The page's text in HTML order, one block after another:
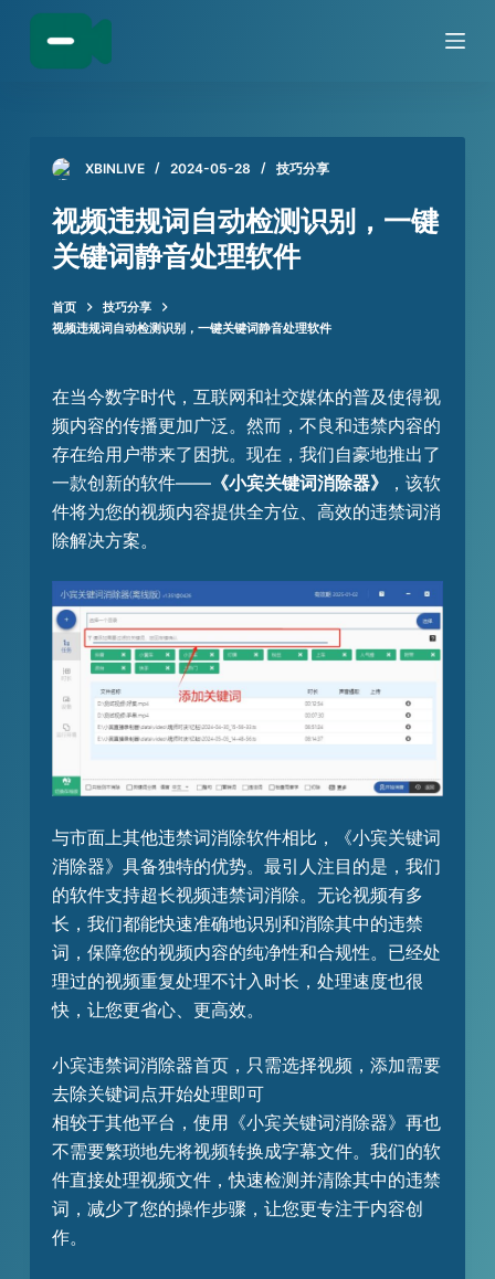
跳
XBINLIVE 2024-05-28 技巧分享
视频违规词自动检测识别，一键
关键词静音处理软件
首页
技巧分享
视频违规词自动检测识别，一键关键词静音处理软件
在当今数字时代，互联网和社交媒体的普及使得视
频内容的传播更加广泛。然而，不良和违禁内容的
存在给用户带来了困扰。现在，我们自豪地推出了
一款创新的软件——《小宾关键词消除器》
，该软
件将为您的视频内容提供全方位、高效的违禁词消
除解决方案。
与市面上其他违禁词消除软件相比，《小宾关键词
消除器》具备独特的优势。最引人注目的是，我们
的软件支持超长视频违禁词消除。无论视频有多
长，我们都能快速准确地识别和消除其中的违禁
词，保障您的视频内容的纯净性和合规性。已经处
理过的视频重复处理不计入时长，处理速度也很
快，让您更省心、更高效。
小宾违禁词消除器首页，只需选择视频，添加需要
去除关键词点开始处理即可
相较于其他平台，使用《小宾关键词消除器》再也
不需要繁琐地先将视频转换成字幕文件。我们的软
件直接处理视频文件，快速检测并清除其中的违禁
词，减少了您的操作步骤，让您更专注于内容创
作。